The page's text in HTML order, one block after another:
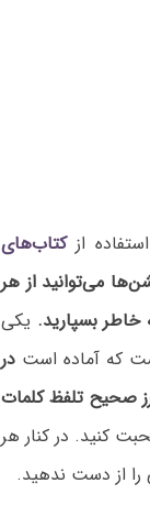
ازکتاب‌های
می‌توانید از هر
خاطر بسپارید. یکی
که آماده است در
صحیح تلفظ کلمات
کنید. در کنار هر
را از دست ندهید.